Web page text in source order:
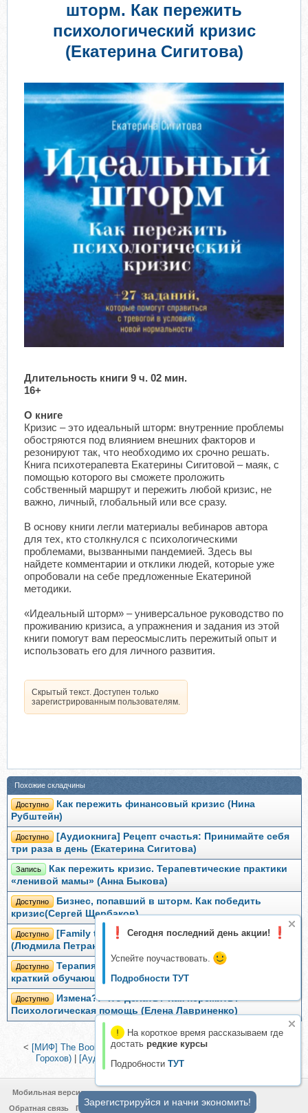
Сегодня последний день акции!
Успейте поучаствовать.
Подробности ТУТ
На короткое время рассказываем где
достать редкие курсы
Подробности ТУТ
шторм. Как пережить
психологический кризис
(Екатерина Сигитова)
Длительность книги 9 ч. 02 мин.
16+
О книге
Кризис – это идеальный шторм: внутренние проблемы
обостряются под влиянием внешних факторов и
резонируют так, что необходимо их срочно решать.
Книга психотерапевта Екатерины Сигитовой – маяк, с
помощью которого вы сможете проложить
собственный маршрут и пережить любой кризис, не
важно, личный, глобальный или все сразу.
В основу книги легли материалы вебинаров автора
для тех, кто столкнулся с психологическими
проблемами, вызванными пандемией. Здесь вы
найдете комментарии и отклики людей, которые уже
опробовали на себе предложенные Екатериной
методики.
«Идеальный шторм» – универсальное руководство по
проживанию кризиса, а упражнения и задания из этой
книги помогут вам переосмыслить пережитый опыт и
использовать его для личного развития.
Скрытый текст. Доступен только
зарегистрированным пользователям.
Похожие складчины
Доступно
Как пережить финансовый кризис (Нина
Рубштейн)
Доступно
[Аудиокнига] Рецепт счастья: Принимайте себя
три раза в день (Екатерина Сигитова)
Запись
Как пережить кризис. Терапевтические практики
«ленивой мамы» (Анна Быкова)
Доступно
Бизнес, попавший в шторм. Как победить
кризис(Сергей Щербаков)
Доступно
[Family tree] Великий нехочуха: кризис трех лет
(Людмила Петрановская)
Доступно
Терапия, основанная на ментализации (МТВ):
краткий обучающий курс (Екатерина Сигитова)
Доступно
Измена?! Что делать? Как пережить?
Психологическая помощь (Елена Лавриненко)
< [МИФ] The Book. Как создать цивилизацию заново (Василий
Горохов)| [Аудиокнига] Уверенность (Кэролайн Форен)
Мобильная версия
Обратная связь
Политика конфиденциальности
Зарегистрируйся и начни экономить!